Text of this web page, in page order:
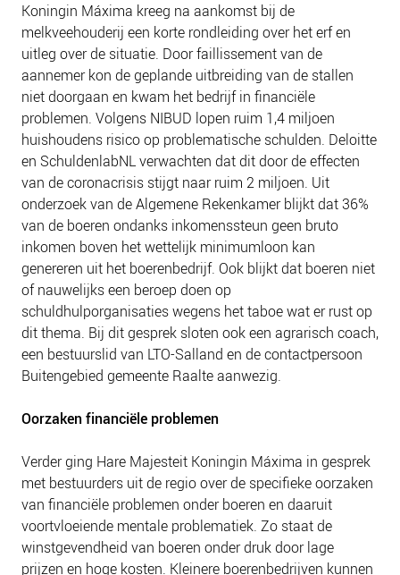
Koningin Máxima kreeg na aankomst bij de
melkveehouderij een korte rondleiding over het erf en
uitleg over de situatie. Door faillissement van de
aannemer kon de geplande uitbreiding van de stallen
niet doorgaan en kwam het bedrijf in financiële
problemen. Volgens NIBUD lopen ruim 1,4 miljoen
huishoudens risico op problematische schulden. Deloitte
en SchuldenlabNL verwachten dat dit door de effecten
van de coronacrisis stijgt naar ruim 2 miljoen. Uit
onderzoek van de Algemene Rekenkamer blijkt dat 36%
van de boeren ondanks inkomenssteun geen bruto
inkomen boven het wettelijk minimumloon kan
genereren uit het boerenbedrijf. Ook blijkt dat boeren niet
of nauwelijks een beroep doen op
schuldhulporganisaties wegens het taboe wat er rust op
dit thema. Bij dit gesprek sloten ook een agrarisch coach,
een bestuurslid van LTO-Salland en de contactpersoon
Buitengebied gemeente Raalte aanwezig.
Oorzaken financiële problemen
Verder ging Hare Majesteit Koningin Máxima in gesprek
met bestuurders uit de regio over de specifieke oorzaken
van financiële problemen onder boeren en daaruit
voortvloeiende mentale problematiek. Zo staat de
winstgevendheid van boeren onder druk door lage
prijzen en hoge kosten. Kleinere boerenbedrijven kunnen